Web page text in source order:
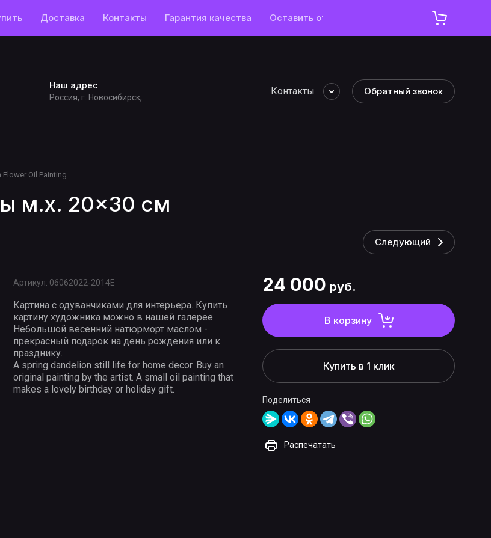
Доставка Контакты Гарантия качества Оставить отзыв
Наш адрес
Россия, г. Новосибирск,
Контакты Обратный звонок
Oil Painting
м.х. 20×30 см
Следующий
Артикул: 06062022-2014Е
Картина с одуванчиками для интерьера. Купить
картину художника можно в нашей галерее.
Небольшой весенний натюрморт маслом -
прекрасный подарок на день рождения или к
празднику.
A spring dandelion still life for home decor. Buy an
original painting by the artist. A small oil painting that
makes a lovely birthday or holiday gift.
24 000 руб.
В корзину
Купить в 1 клик
Поделиться
Распечатать